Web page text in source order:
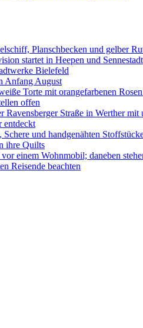
startet in Heepen und Sennestadt
Anfang August
offen
entdeckt
ihre Quilts
Reisende beachten